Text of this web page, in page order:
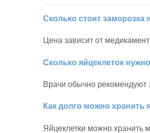
Сколько стоит заморозка
Цена зависит от
Сколько яйцеклеток
Врачи обычно рекомендуют
Как долго можно хранить
Яйцеклетки можно хранить